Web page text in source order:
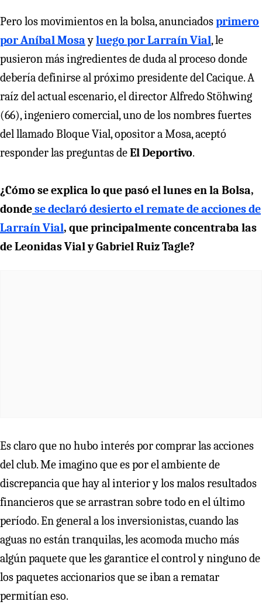
Pero los movimientos en la bolsa, anunciadosprimero
por Aníbal Mosayluego por Larraín Vial, le
pusieron más ingredientes de duda al proceso donde
debería definirse al próximo presidente del Cacique. A
raíz del actual escenario, el director Alfredo Stöhwing
(66), ingeniero comercial, uno de los nombres fuertes
del llamado Bloque Vial, opositor a Mosa, aceptó
responder las preguntas deEl Deportivo.
¿Cómo se explica lo que pasó el lunes en la Bolsa,
dondese declaró desierto el remate de acciones de
Larraín Vial, que principalmente concentraba las
de Leonidas Vial y Gabriel Ruiz Tagle?
Es claro que no hubo interés por comprar las acciones
del club. Me imagino que es por el ambiente de
discrepancia que hay al interior y los malos resultados
financieros que se arrastran sobre todo en el último
período. En general a los inversionistas, cuando las
aguas no están tranquilas, les acomoda mucho más
algún paquete que les garantice el control y ninguno de
los paquetes accionarios que se iban a rematar
permitían eso.